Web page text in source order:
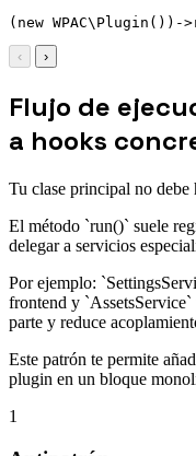
(new WPAC\Plugin())-
‹ ›
Flujo de
a hooks
Tu clase principal no debe
El método `run()` suele
delegar a servicios
Por ejemplo:
frontend y
parte y reduce
Este patrón te permite
plugin en un bloque
1